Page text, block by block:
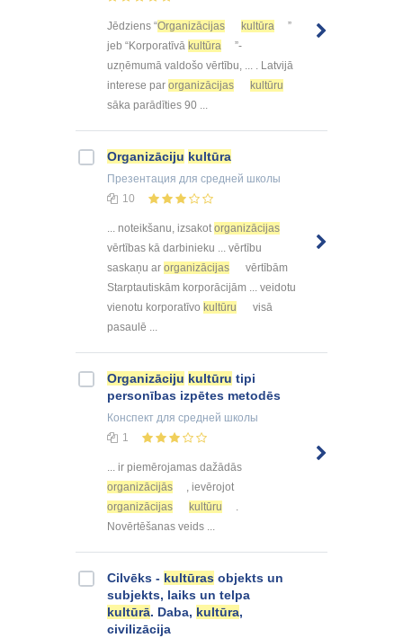
Jēdziens “Organizācijas kultūra
”
jeb “Korporatīvā kultūra
”-
uzņēmumā valdošo vērtību, ... . Latvijā
interese par organizācijas
kultūru
sāka parādīties 90 ...
Organizāciju kultūra
Презентация для средней школы
10
... noteikšanu, izsakotorganizācijas
vērtības kā darbinieku ... vērtību
saskaņu ar organizācijas
vērtībām
Starptautiskām korporācijām ... veidotu
vienotu korporatīvo kultūru
visā
pasaulē ...
Organizāciju kultūru tipi
personības izpētes metodēs
Конспект для средней школы
1
... ir piemērojamas dažādās
organizācijās
, ievērojot
organizācijas
kultūru
.
Novērtēšanas veids ...
Cilvēks - kultūras objekts un
subjekts, laiks un telpa
kultūrā. Daba, kultūra,
civilizācija